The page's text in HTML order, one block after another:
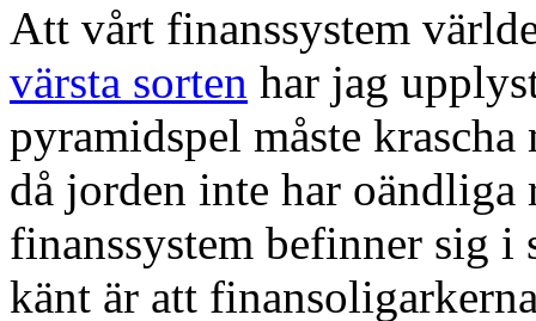
Att vårt finanssystem
värsta sorten har jag
pyramidspel måste
då jorden inte har oändliga
finanssystem befinner sig
känt är att